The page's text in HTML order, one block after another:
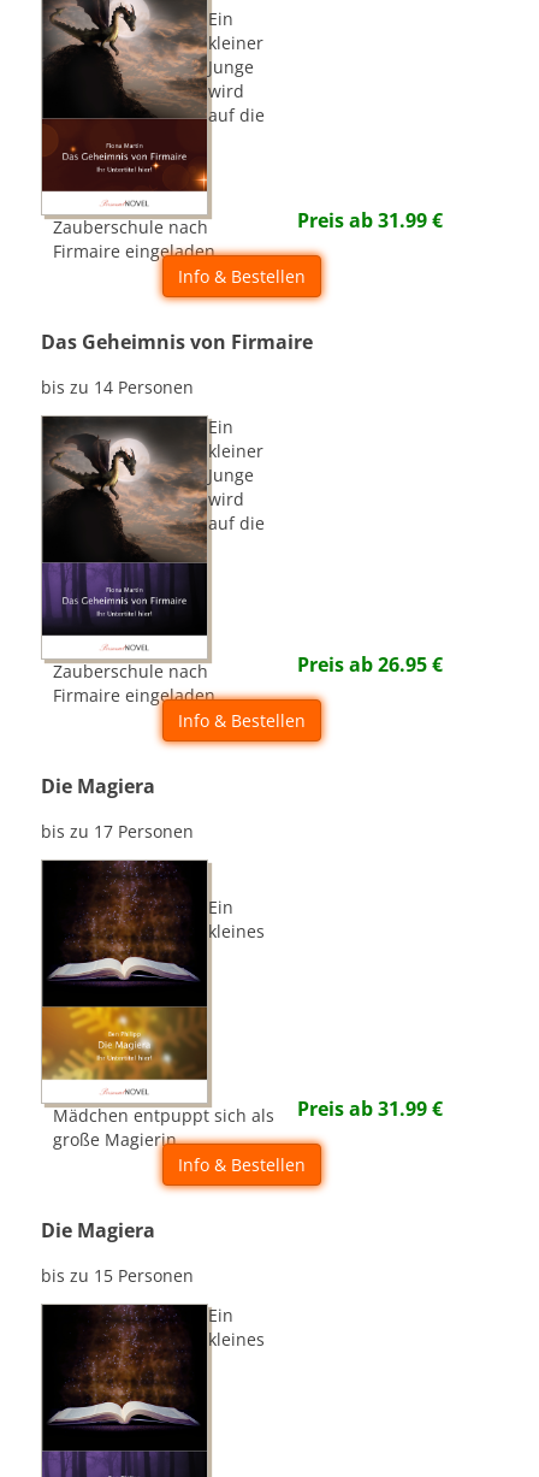
Ein
kleiner
Junge
wird
auf die
Zauberschule nach
Firmaire eingeladen...
Preis ab31.99€
Info & Bestellen
Das Geheimnis von Firmaire
bis zu 14 Personen
Ein
kleiner
Junge
wird
auf die
Zauberschule nach
Firmaire eingeladen...
Preis ab26.95€
Info & Bestellen
Die Magiera
bis zu 17 Personen
Ein
kleines
Mädchen entpuppt sich als
große Magierin...
Preis ab31.99€
Info & Bestellen
Die Magiera
bis zu 15 Personen
Ein
kleines